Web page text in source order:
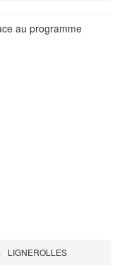
au programme
LIGNEROLLES